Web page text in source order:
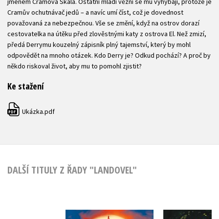
Cramův ochutnávač jedů – a navíc umí číst, což je dovednost
považovaná za nebezpečnou. Vše se změní, když na ostrov dorazí
cestovatelka na útěku před zlověstnými katy z ostrova El. Než zmizí,
předá Derrymu kouzelný zápisník plný tajemství, který by mohl
odpovědět na mnoho otázek. Kdo Derry je? Odkud pochází? A proč by
někdo riskoval život, aby mu to pomohl zjistit?
Ke stažení
PDF Ukázka.pdf
DALŠÍ TITULY Z ŘADY "LANDOVEL"